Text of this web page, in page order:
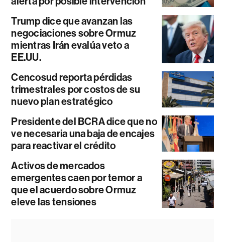
Trump dice que avanzan las
negociaciones sobre Ormuz
mientras Irán evalúa veto a
EE.UU.
Cencosud reporta pérdidas
trimestrales por costos de su
nuevo plan estratégico
Presidente del BCRA dice que no
ve necesaria una baja de encajes
para reactivar el crédito
Activos de mercados
emergentes caen por temor a
que el acuerdo sobre Ormuz
eleve las tensiones